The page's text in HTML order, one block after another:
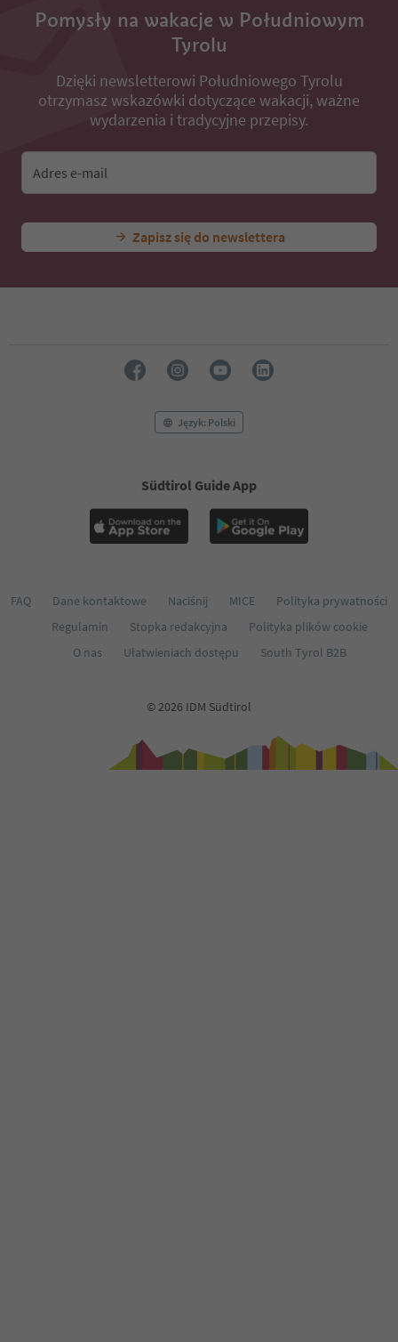
Pomysły na wakacje w Południowym
Tyrolu
Dzięki newsletterowi Południowego Tyrolu
otrzymasz wskazówki dotyczące wakacji, ważne
wydarzenia i tradycyjne przepisy.
Adres e-mail
Zapisz się do newslettera
Język: Polski
Südtirol Guide App
FAQ Dane kontaktowe Naciśnij MICE
Polityka prywatności
Regulamin
Stopka redakcyjna
Polityka plików cookie
O nas
Ułatwieniach dostępu South Tyrol B2B
© 2026 IDM Südtirol